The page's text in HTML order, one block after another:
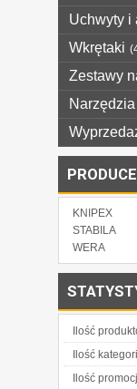
Uchwyty i
Wkrętaki
Zestawy
Narzędzia
KNIPEX
STABILA
WERA
Ilość
Ilość
Ilość